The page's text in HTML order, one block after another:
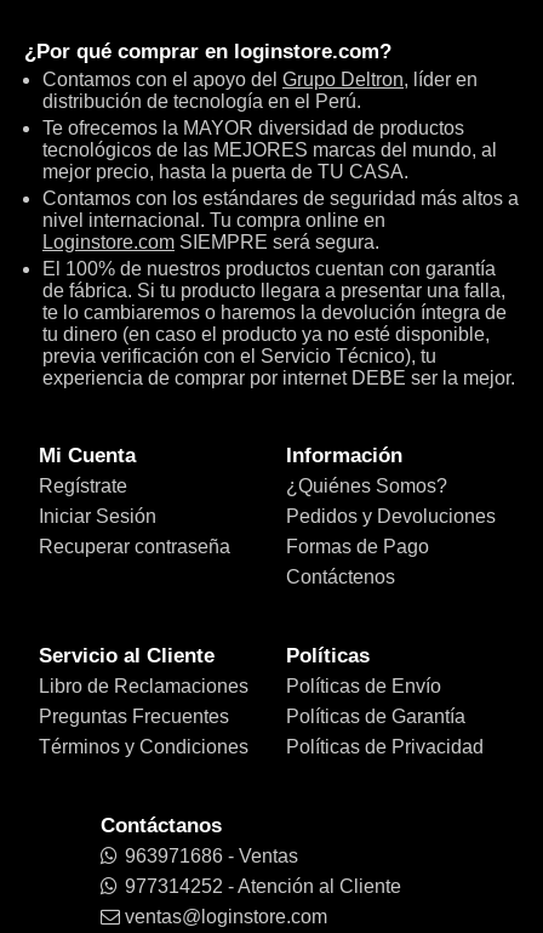
¿Por qué comprar en loginstore.com?
Contamos con el apoyo del Grupo Deltron, líder en
distribución de tecnología en el Perú.
Te ofrecemos la MAYOR diversidad de productos
tecnológicos de las MEJORES marcas del mundo, al
mejor precio, hasta la puerta de TU CASA.
Contamos con los estándares de seguridad más altos a
nivel internacional. Tu compra online en
Loginstore.com SIEMPRE será segura.
El 100% de nuestros productos cuentan con garantía
de fábrica. Si tu producto llegara a presentar una falla,
te lo cambiaremos o haremos la devolución íntegra de
tu dinero (en caso el producto ya no esté disponible,
previa verificación con el Servicio Técnico), tu
experiencia de comprar por internet DEBE ser la mejor.
Mi Cuenta
Regístrate
Iniciar Sesión
Recuperar contraseña
Información
¿Quiénes Somos?
Pedidos y Devoluciones
Formas de Pago
Contáctenos
Servicio al Cliente
Libro de Reclamaciones
Preguntas Frecuentes
Términos y Condiciones
Políticas
Políticas de Envío
Políticas de Garantía
Políticas de Privacidad
Contáctanos
963971686 - Ventas
977314252 - Atención al Cliente
ventas@loginstore.com